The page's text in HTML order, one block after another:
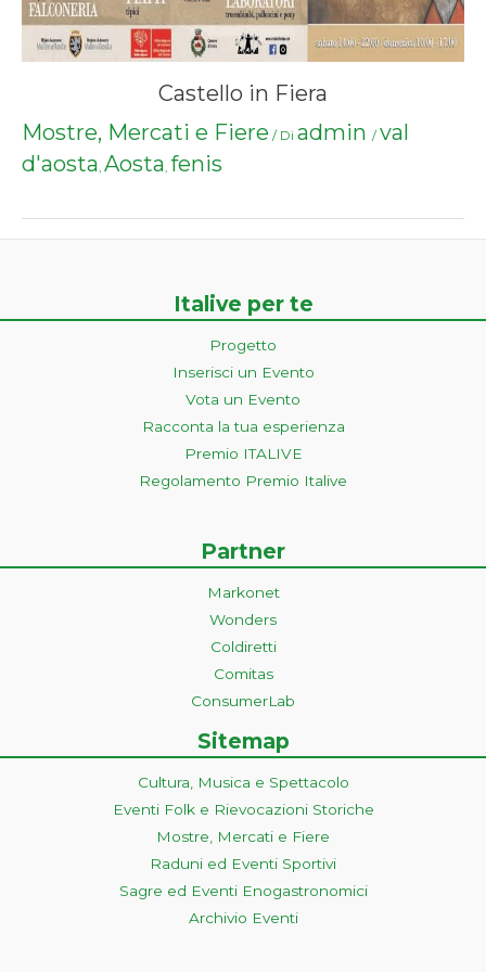
Castello in Fiera
Mostre, Mercati e Fiere / Di admin / val
d'aosta, Aosta, fenis
Italive per te
Progetto
Inserisci un Evento
Vota un Evento
Racconta la tua esperienza
Premio ITALIVE
Regolamento Premio Italive
Partner
Markonet
Wonders
Coldiretti
Comitas
ConsumerLab
Sitemap
Cultura, Musica e Spettacolo
Eventi Folk e Rievocazioni Storiche
Mostre, Mercati e Fiere
Raduni ed Eventi Sportivi
Sagre ed Eventi Enogastronomici
Archivio Eventi